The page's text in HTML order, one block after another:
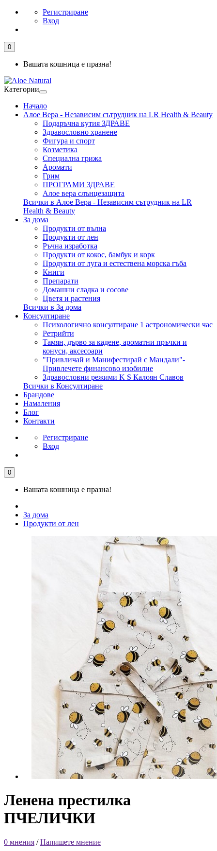
Регистриране
Вход
0
Вашата кошница е празна!
Категории
Начало
Алое Вера - Независим сътрудник на LR Health & Beauty
Подаръчна кутия ЗДРАВЕ
Здравословно хранене
Фигура и спорт
Козметика
Специална грижа
Аромати
Грим
ПРОГРАМИ ЗДРАВЕ
Алое вера слънцезащита
Всички в Алое Вера - Независим сътрудник на LR
Health & Beauty
За дома
Продукти от вълна
Продукти от лен
Ръчна изработка
Продукти от кокос, бамбук и корк
Продукти от луга и естествена морска гъба
Книги
Препарати
Домашни сладка и сосове
Цветя и растения
Всички в За дома
Консултиране
Психологично консултиране 1 астрономически час
Ретрийти
Тамян, дърво за кадене, ароматни пръчки и
конуси, аксесоари
"Привличай и Манифестирай с Мандали"-
Привлечете финансово изобилие
Здравословни режими K S Калоян Славов
Всички в Консултиране
Брандове
Намаления
Блог
Контакти
Регистриране
Вход
0
Вашата кошница е празна!
За дома
Продукти от лен
Ленена престилка
ПЧЕЛИЧКИ
0 мнения /Напишете мнение